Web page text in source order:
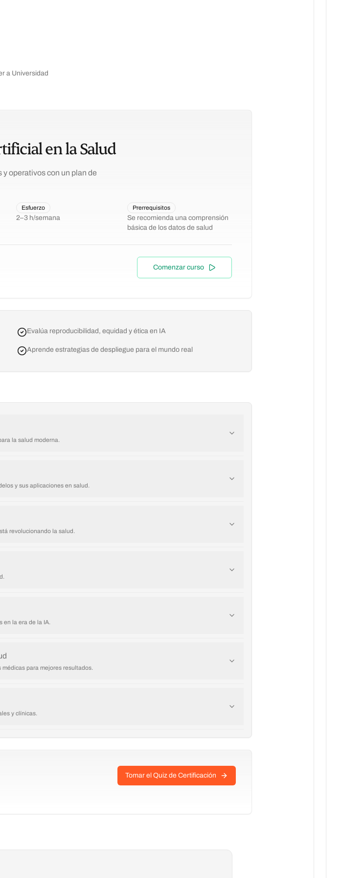
a Universidad
en la Salud
operativos con un plan de
Esfuerzo
2–3 h/semana
Prerrequisitos
Se recomienda una comprensión
básica de los datos de salud
Comenzar curso
Evalúa reproducibilidad, equidad y ética en IA
Aprende estrategias de despliegue para el mundo real
la salud moderna.
y sus aplicaciones en salud.
revolucionando la salud.
en la era de la IA.
para mejores resultados.
y clínicas.
Tomar el Quiz de Certificación